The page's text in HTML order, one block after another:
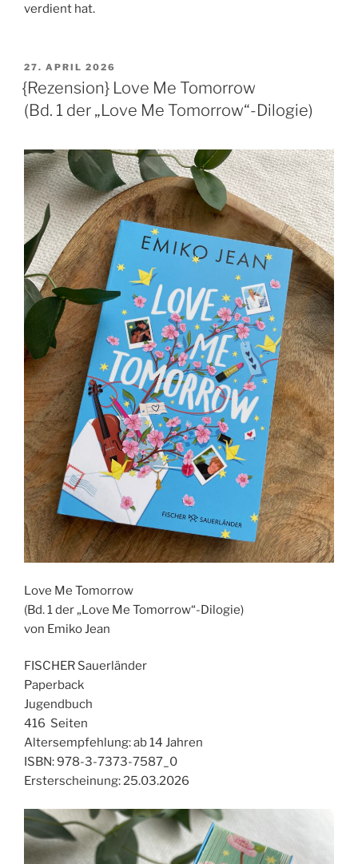
verdient hat.
VERÖFFENTLICHT
AM
27. APRIL 2026
{Rezension} Love Me Tomorrow
(Bd. 1 der „Love Me Tomorrow“-Dilogie)
Love Me Tomorrow
(Bd. 1 der „Love Me Tomorrow“-Dilogie)
von Emiko Jean
FISCHER Sauerländer
Paperback
Jugendbuch
416 Seiten
Altersempfehlung: ab 14 Jahren
ISBN: 978-3-7373-7587_0
Ersterscheinung: 25.03.2026